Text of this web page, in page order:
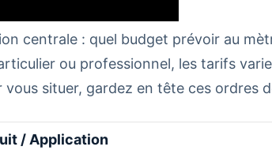
centrale : quel budget prévoir au
ou professionnel, les tarifs
situer, gardez en tête ces ordres
/ Application